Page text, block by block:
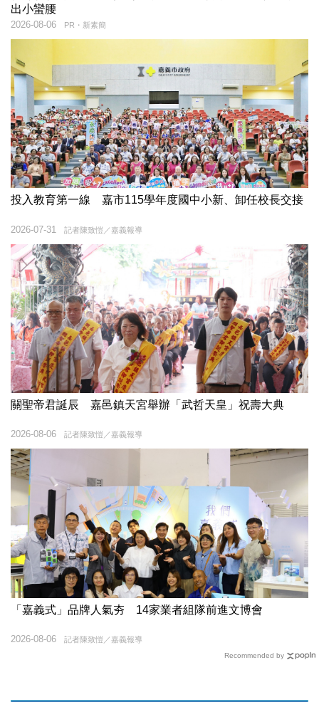
出小蠻腰
PR・新素簡
2026-08-06
投入教育第一線 嘉市115學年度國中小新、卸任校長交接
記者陳致愷／嘉義報導
2026-07-31
關聖帝君誕辰 嘉邑鎮天宮舉辦「武哲天皇」祝壽大典
記者陳致愷／嘉義報導
2026-08-06
「嘉義式」品牌人氣夯 14家業者組隊前進文博會
記者陳致愷／嘉義報導
2026-08-06
Recommended by